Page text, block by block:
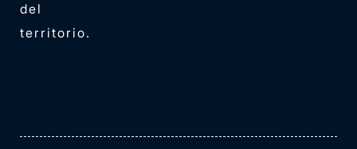
del
territorio.